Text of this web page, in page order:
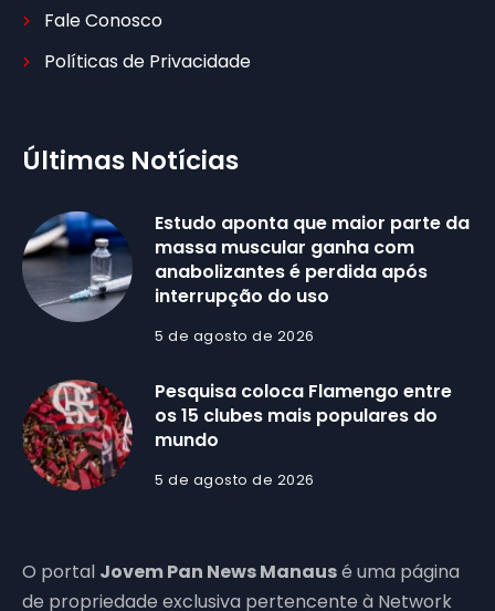
Fale Conosco
Políticas de Privacidade
Últimas Notícias
Estudo aponta que maior parte da
massa muscular ganha com
anabolizantes é perdida após
interrupção do uso
5 de agosto de 2026
Pesquisa coloca Flamengo entre
os 15 clubes mais populares do
mundo
5 de agosto de 2026
O portal Jovem Pan News Manausé uma página
de propriedade exclusiva pertencente à Network